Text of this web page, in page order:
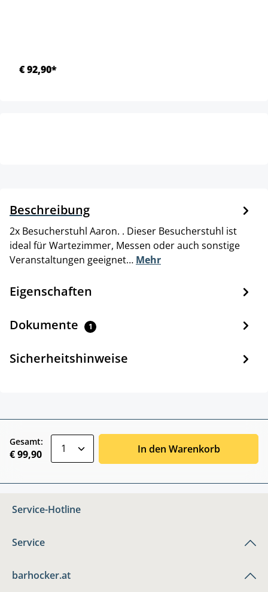
€ 92,90*
Beschreibung
2x Besucherstuhl Aaron. . Dieser Besucherstuhl ist
ideal für Wartezimmer, Messen oder auch sonstige
Veranstaltungen geeignet… Mehr
Eigenschaften
Dokumente 1
Sicherheitshinweise
Gesamt:
€ 99,90 In den Warenkorb
Service-Hotline
Service
barhocker.at